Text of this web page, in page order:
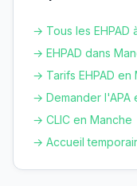
→ Tous les EHPAD
→ EHPAD dans
→ Tarifs EHPAD en
→ Demander l'APA
→ CLIC en Manche
→ Accueil